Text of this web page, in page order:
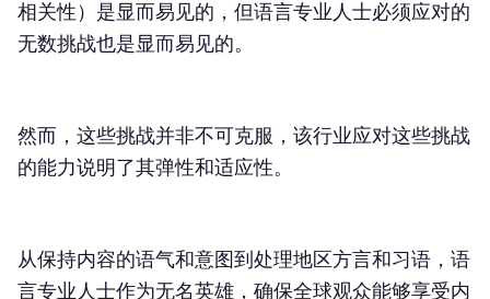
相关性）是显而易见的，但语言专业人士必须应对的
无数挑战也是显而易见的。
然而，这些挑战并非不可克服，该行业应对这些挑战
的能力说明了其弹性和适应性。
从保持内容的语气和意图到处理地区方言和习语，语
言专业人士作为无名英雄，确保全球观众能够享受内